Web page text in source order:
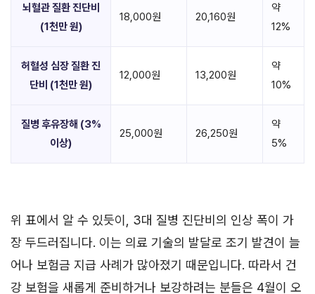
뇌혈관 질환 진단비
(1천만 원)
18,000원 20,160원
약
12%
허혈성 심장 질환 진
단비 (1천만 원)
12,000원 13,200원
약
10%
질병 후유장해 (3%
이상)
25,000원 26,250원
약
5%
위 표에서 알 수 있듯이, 3대 질병 진단비의 인상 폭이 가
장 두드러집니다. 이는 의료 기술의 발달로 조기 발견이 늘
어나 보험금 지급 사례가 많아졌기 때문입니다. 따라서 건
강 보험을 새롭게 준비하거나 보강하려는 분들은 4월이 오